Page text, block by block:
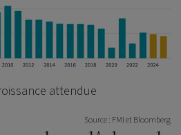
attendue
Source : FMI et Bloomberg